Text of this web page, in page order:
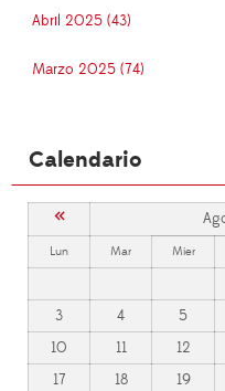
Abril 2025 (43)
Marzo 2025 (74)
Calendario
«
Lun Mar Mier
3
4 5
10
11 12
17
18 19